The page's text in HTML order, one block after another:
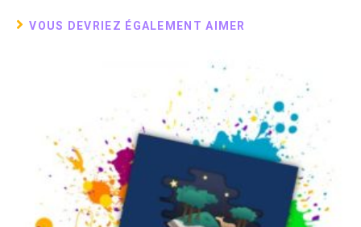
VOUS DEVRIEZ ÉGALEMENT AIMER